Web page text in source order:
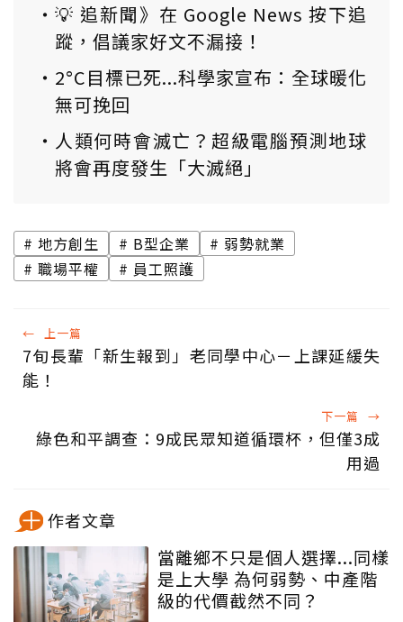
💡 追新聞》在 Google News 按下追
蹤，倡議家好文不漏接！
2°C目標已死...科學家宣布：全球暖化
無可挽回
人類何時會滅亡？超級電腦預測地球
將會再度發生「大滅絕」
地方創生 B型企業
弱勢就業
職場平權
員工照護
← 上一篇
7旬長輩「新生報到」老同學中心－上課延緩失
能！
下一篇 →
綠色和平調查：9成民眾知道循環杯，但僅3成
用過
作者文章
當離鄉不只是個人選擇...同樣
是上大學 為何弱勢、中產階
級的代價截然不同？